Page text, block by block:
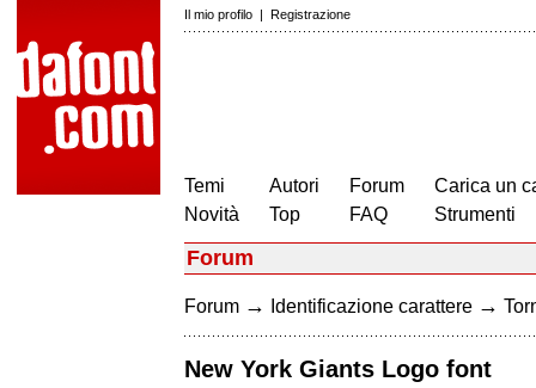
Il mio profilo | Registrazione
Temi
Novità
Autori
Top
Forum
FAQ
Carica un
Strumenti
Forum
Forum → Identificazione carattere →
New York Giants Logo font